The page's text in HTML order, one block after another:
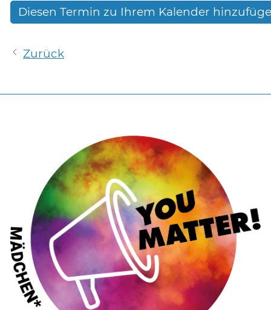
Diesen Termin zu Ihrem Kalender
Zurück